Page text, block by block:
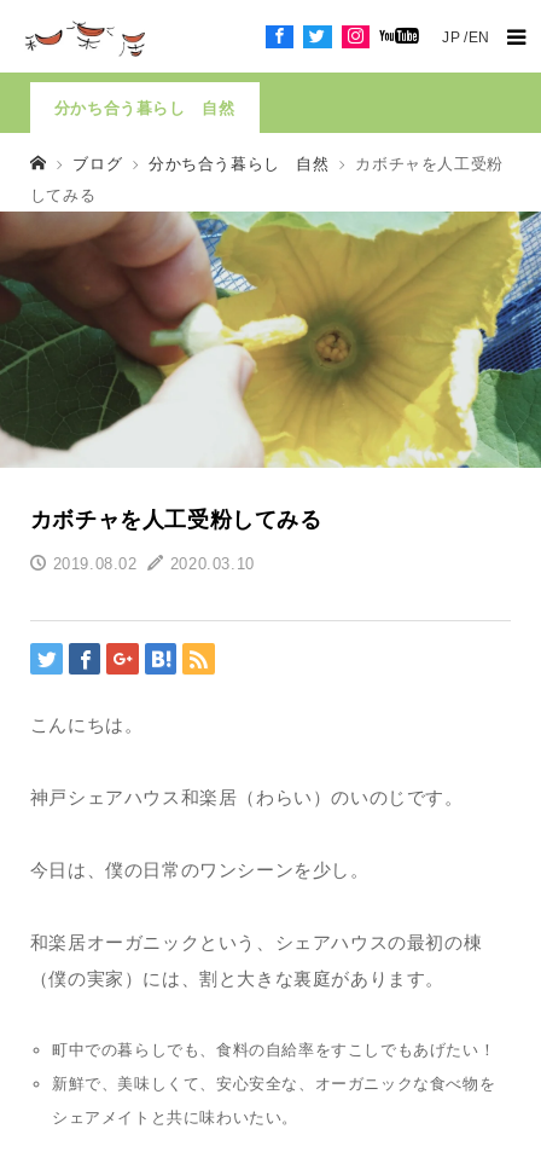
JP EN
分かち合う暮らし 自然
ブログ 分かち合う暮らし 自然
カボチャを人工受粉
してみる
カボチャを人工受粉してみる
2019.08.02 2020.03.10
こんにちは。
神戸シェアハウス和楽居（わらい）のいのじです。
今日は、僕の日常のワンシーンを少し。
和楽居オーガニックという、シェアハウスの最初の棟
（僕の実家）には、割と大きな裏庭があります。
町中での暮らしでも、食料の自給率をすこしでもあげたい！
新鮮で、美味しくて、安心安全な、オーガニックな食べ物を
シェアメイトと共に味わいたい。